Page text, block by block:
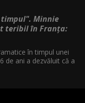
timpul". Minnie
teribil în Franța:
în timpul unei
de ani a dezvăluit că a